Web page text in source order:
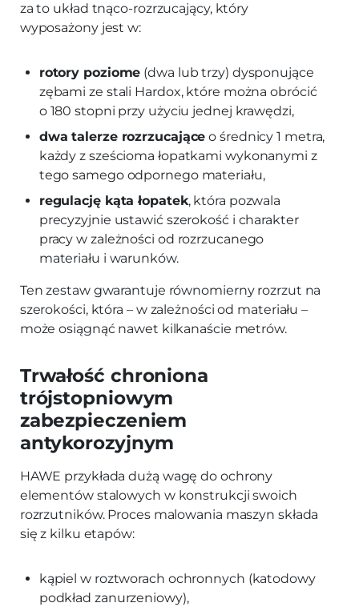
za to układ tnąco-rozrzucający, który
wyposażony jest w:
rotory poziome (dwa lub trzy) dysponujące
zębami ze stali Hardox, które można obrócić
o 180 stopni przy użyciu jednej krawędzi,
dwa talerze rozrzucające o średnicy 1 metra,
każdy z sześcioma łopatkami wykonanymi z
tego samego odpornego materiału,
regulację kąta łopatek, która pozwala
precyzyjnie ustawić szerokość i charakter
pracy w zależności od rozrzucanego
materiału i warunków.
Ten zestaw gwarantuje równomierny rozrzut na
szerokości, która – w zależności od materiału –
może osiągnąć nawet kilkanaście metrów.
Trwałość chroniona
trójstopniowym
zabezpieczeniem
antykorozyjnym
HAWE przykłada dużą wagę do ochrony
elementów stalowych w konstrukcji swoich
rozrzutników. Proces malowania maszyn składa
się z kilku etapów:
kąpiel w roztworach ochronnych (katodowy
podkład zanurzeniowy),